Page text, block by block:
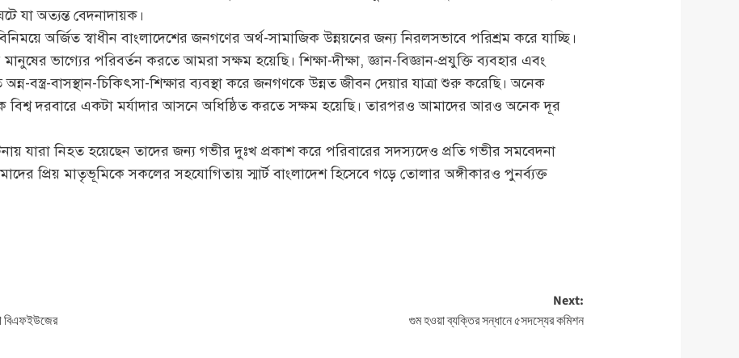
যা অত্যন্ত বেদনাদায়ক।
অর্জিত স্বাধীন বাংলাদেশের জনগণের অর্থ-সামাজিক উন্নয়নের জন্য নিরলসভাবে পরিশ্রম করে যাচ্ছি।
ভাগ্যের পরিবর্তন করতে আমরা সক্ষম হয়েছি। শিক্ষা-দীক্ষা, জ্ঞান-বিজ্ঞান-প্রযুক্তি ব্যবহার এবং
বস্ত্র-বাসস্থান-চিকিৎসা-শিক্ষার ব্যবস্থা করে জনগণকে উন্নত জীবন দেয়ার যাত্রা শুরু করেছি। অনেক
বিশ্ব দরবারে একটা মর্যাদার আসনে অধিষ্ঠিত করতে সক্ষম হয়েছি। তারপরও আমাদের আরও অনেক দূর
যারা নিহত হয়েছেন তাদের জন্য গভীর দুঃখ প্রকাশ করে পরিবারের সদস্যদেও প্রতি গভীর সমবেদনা
প্রিয় মাতৃভূমিকে সকলের সহযোগিতায় স্মার্ট বাংলাদেশ হিসেবে গড়ে তোলার অঙ্গীকারও পুনর্ব্যক্ত
বিএফইউজের
Next:
গুম হওয়া ব্যক্তির সন্ধানে ৫সদস্যের কমিশন